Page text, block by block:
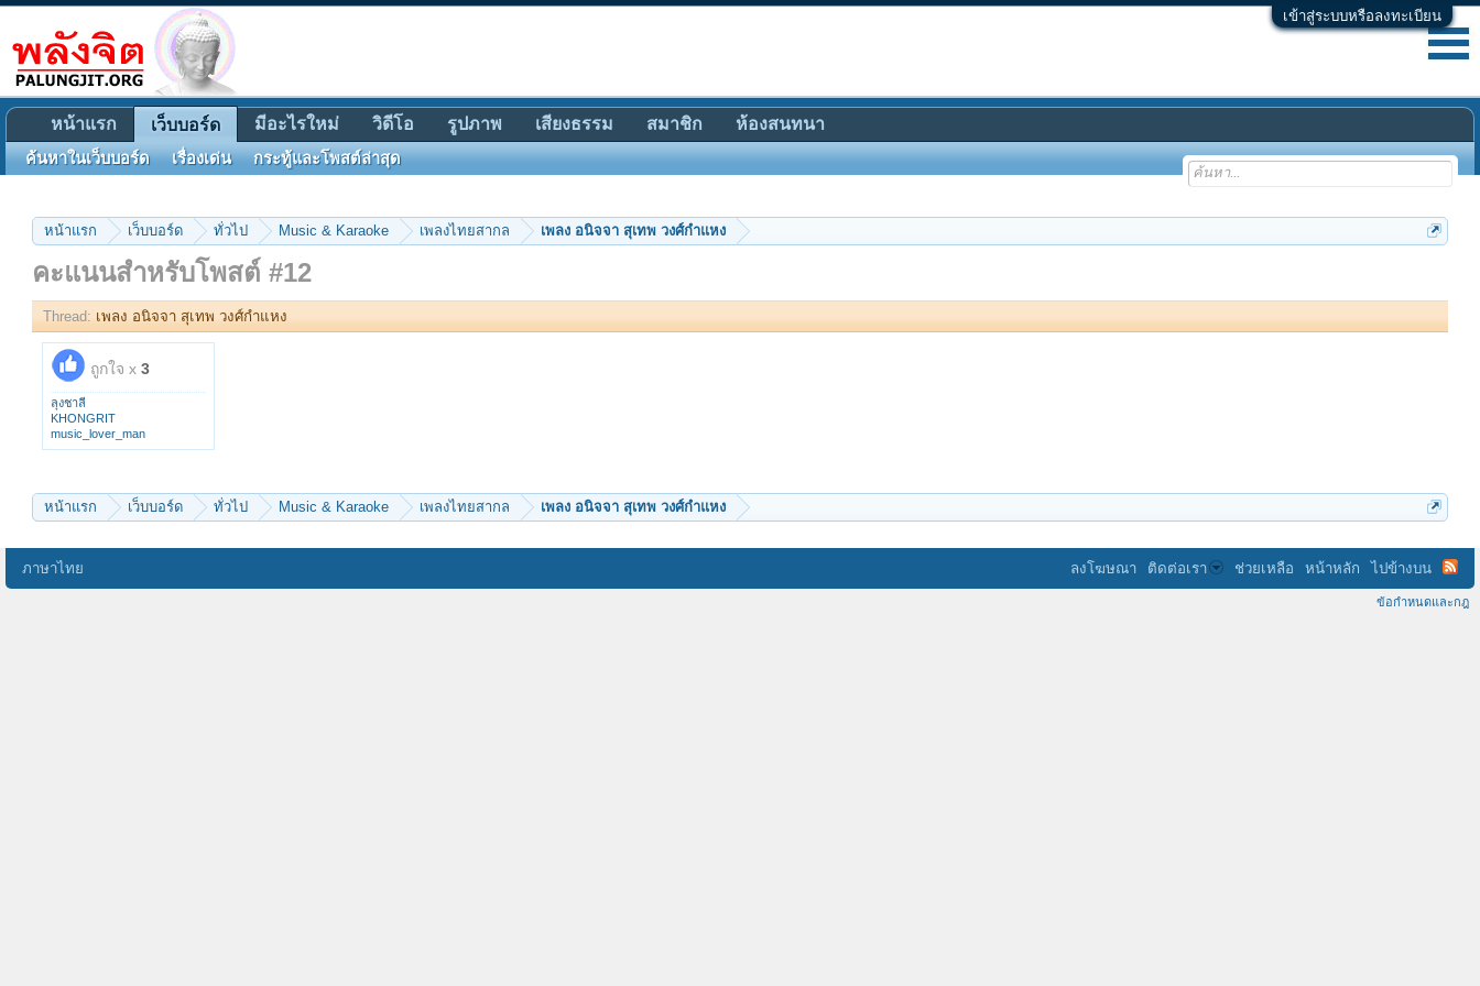
เข้าสู่ระบบหรือลงทะเบียน
หน้าแรก เว็บบอร์ด ทั่วไป Music & Karaoke เพลงไทยสากล เพลง อนิจจา สุเทพ วงศ์กำแหง
คะแนนสำหรับโพสต์ #12
Thread: เพลง อนิจจา สุเทพ วงศ์กำแหง
ถูกใจ x 3
ลุงชาลี
KHONGRIT
music_lover_man
หน้าแรก เว็บบอร์ด ทั่วไป Music & Karaoke เพลงไทยสากล เพลง อนิจจา สุเทพ วงศ์กำแหง
หน้าแรก เว็บบอร์ด
ค้นหาในเว็บบอร์ด เรื่องเด่น กระทู้และโพสต์ล่าสุด
มีอะไรใหม่ วิดีโอ รูปภาพ เสียงธรรม สมาชิก ห้องสนทนา
ภาษาไทย ลงโฆษณา ติดต่อเรา ช่วยเหลือ หน้าหลัก ไปข้างบน
ข้อกำหนดและกฎ